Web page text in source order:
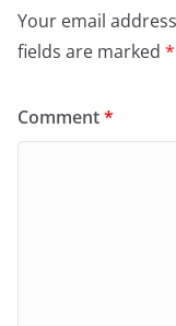
Your email
fields are marked *
Comment*